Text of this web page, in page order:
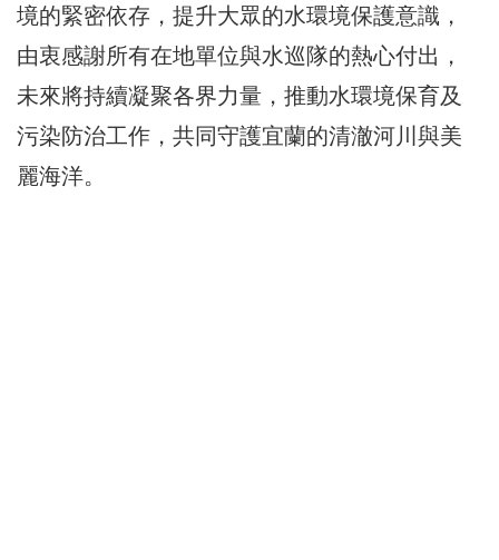
境的緊密依存，提升大眾的水環境保護意識，
由衷感謝所有在地單位與水巡隊的熱心付出，
未來將持續凝聚各界力量，推動水環境保育及
污染防治工作，共同守護宜蘭的清澈河川與美
麗海洋。